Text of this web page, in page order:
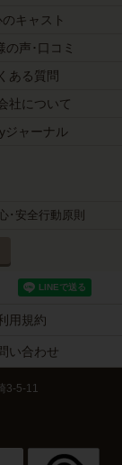
キャスト
の声･口コミ
ある質問
社について
ジャーナル
･安全行動原則
用規約
い合わせ
3-5-11